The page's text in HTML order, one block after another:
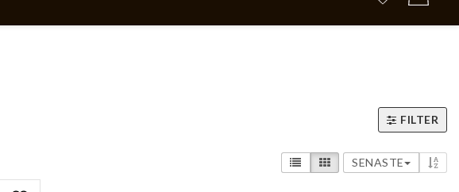
FILTER
SENASTE